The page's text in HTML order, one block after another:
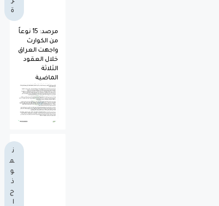
ة
مرصد: 15 نوعاً
من الكوارث
واجهت العراق
خلال العقود
الثلاثة
الماضية
ن
م
و
ذ
ج
ا